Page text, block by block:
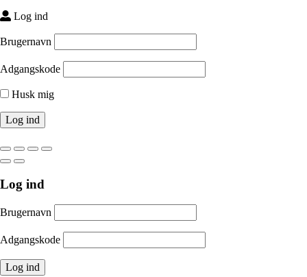
Log ind
Brugernavn
Adgangskode
Husk mig
Log ind
Brugernavn
Adgangskode